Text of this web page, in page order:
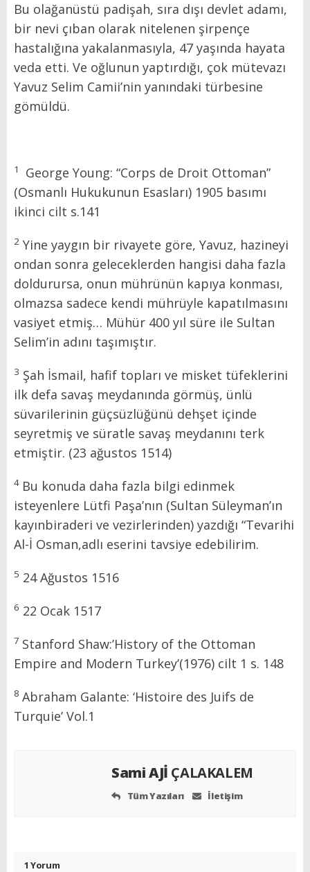
Bu olağanüstü padişah, sıra dışı devlet adamı,
bir nevi çıban olarak nitelenen şirpençe
hastalığına yakalanmasıyla, 47 yaşında hayata
veda etti. Ve oğlunun yaptırdığı, çok mütevazı
Yavuz Selim Camii’nin yanındaki türbesine
gömüldü.
1
George Young: “Corps de Droit Ottoman”
(Osmanlı Hukukunun Esasları) 1905 basımı
ikinci cilt s.141
2 Yine yaygın bir rivayete göre, Yavuz, hazineyi
ondan sonra geleceklerden hangisi daha fazla
doldurursa, onun mührünün kapıya konması,
olmazsa sadece kendi mührüyle kapatılmasını
vasiyet etmiş… Mühür 400 yıl süre ile Sultan
Selim’in adını taşımıştır.
3 Şah İsmail, hafif topları ve misket tüfeklerini
ilk defa savaş meydanında görmüş, ünlü
süvarilerinin güçsüzlüğünü dehşet içinde
seyretmiş ve süratle savaş meydanını terk
etmiştir. (23 ağustos 1514)
4 Bu konuda daha fazla bilgi edinmek
isteyenlere Lütfi Paşa’nın (Sultan Süleyman’ın
kayınbiraderi ve vezirlerinden) yazdığı “Tevarihi
Al-İ Osman,adlı eserini tavsiye edebilirim.
5 24 Ağustos 1516
6 22 Ocak 1517
7 Stanford Shaw:’History of the Ottoman
Empire and Modern Turkey’(1976) cilt 1 s. 148
8 Abraham Galante: ‘Histoire des Juifs de
Turquie’ Vol.1
Sami AJİ ÇALAKALEM
Tüm Yazıları İletişim
1 Yorum